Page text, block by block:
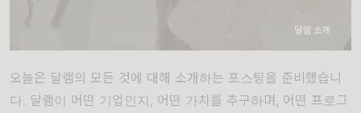
오늘은 달램의 모든 것에 대해 소개하는 포스팅을 준비했습니
다. 달램이 어떤 기업인지, 어떤 가치를 추구하며, 어떤 프로그